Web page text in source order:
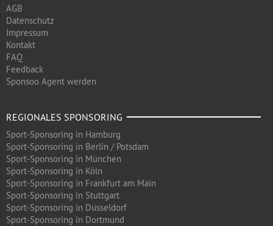
AGB
Datenschutz
Impressum
Kontakt
FAQ
Feedback
Sponsoo Agent werden
REGIONALES SPONSORING
Sport-Sponsoring in Hamburg
Sport-Sponsoring in Berlin / Potsdam
Sport-Sponsoring in München
Sport-Sponsoring in Köln
Sport-Sponsoring in Frankfurt am Main
Sport-Sponsoring in Stuttgart
Sport-Sponsoring in Düsseldorf
Sport-Sponsoring in Dortmund